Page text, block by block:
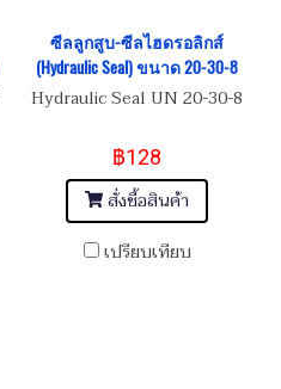
ซีลลูกสูบ-ซีลไฮดรอลิกส์
(Hydraulic Seal) ขนาด 20-30-8
Hydraulic Seal UN 20-30-8
฿128
สั่งซื้อสินค้า
เปรียบเทียบ